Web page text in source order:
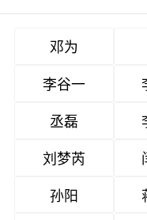
邓为
李谷一
丞磊
刘梦芮
孙阳